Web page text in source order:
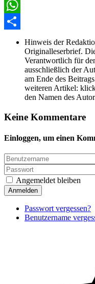
Facebook
WhatsApp
Hinweis der
Originalleserbrief.
Verantwortlich für
ausschließlich der
am Ende des
weiteren Artikel:
den Namen des
Keine Kommentare
Einloggen, um einen
Angemeldet bleiben
Anmelden
Passwort vergessen?
Benutzername